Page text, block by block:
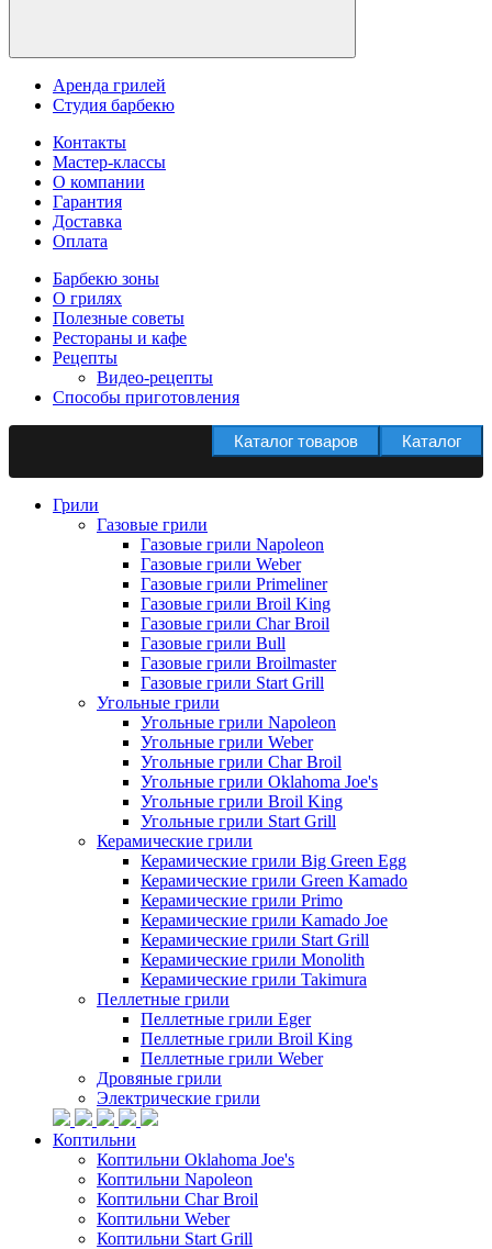
Аренда грилей
Студия барбекю
Контакты
Мастер-классы
О компании
Гарантия
Доставка
Оплата
Барбекю зоны
О грилях
Полезные советы
Рестораны и кафе
Рецепты
Видео-рецепты
Способы приготовления
Каталог
Каталог товаров
Грили
Газовые грили
Газовые грили Napoleon
Газовые грили Weber
Газовые грили Primeliner
Газовые грили Broil King
Газовые грили Char Broil
Газовые грили Bull
Газовые грили Broilmaster
Газовые грили Start Grill
Угольные грили
Угольные грили Napoleon
Угольные грили Weber
Угольные грили Char Broil
Угольные грили Oklahoma Joe's
Угольные грили Broil King
Угольные грили Start Grill
Керамические грили
Керамические грили Big Green Egg
Керамические грили Green Kamado
Керамические грили Primo
Керамические грили Kamado Joe
Керамические грили Start Grill
Керамические грили Monolith
Керамические грили Takimura
Пеллетные грили
Пеллетные грили Eger
Пеллетные грили Broil King
Пеллетные грили Weber
Дровяные грили
Электрические грили
Коптильни
Коптильни Oklahoma Joe's
Коптильни Napoleon
Коптильни Char Broil
Коптильни Weber
Коптильни Start Grill